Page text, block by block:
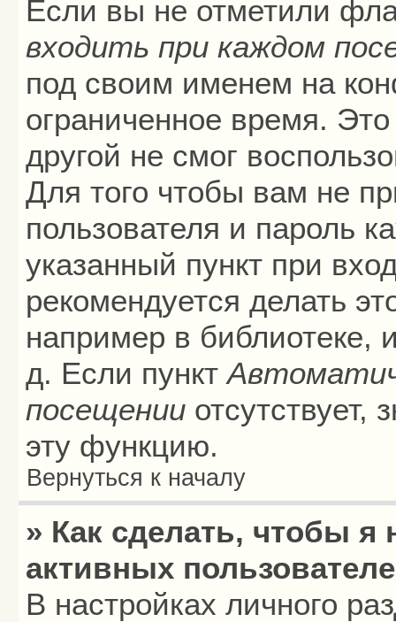
Если вы не отметили
входить при каждом
под своим именем на
ограниченное время.
другой не смог
Для того чтобы вам не
пользователя и пароль
указанный пункт при
рекомендуется делать
например в библиотеке,
д. Если пункт
посещении отсутствует,
эту функцию.
Вернуться к началу
» Как сделать, чтобы я
активных
В настройках личного